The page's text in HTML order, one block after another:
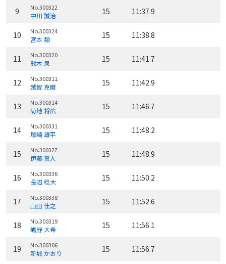
9 No.300322
中川 誠治 15 11:37.9
10 No.300324
宮本 類 15 11:38.8
11 No.300320
鈴木 泉 15 11:41.7
12 No.300311
越智 克爾 15 11:42.9
13 No.300314
菊地 将広 15 11:46.7
14 No.300331
塚崎 雄平 15 11:48.2
15 No.300327
伊藤 真人 15 11:48.9
16 No.300336
長沼 稔大 15 11:50.2
17 No.300338
山田 佳之 15 11:52.6
18 No.300319
嶋野 大希 15 11:56.1
19 No.300306
新城 かおり 15 11:56.7